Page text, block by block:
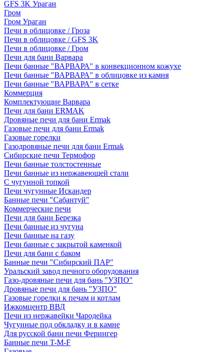
GFS 3K Ураган
Гром
Гром Ураган
Печи в облицовке / Гроза
Печи в облицовке / GFS 3K
Печи в облицовке / Гром
Печи для бани Варвара
Печи банные "ВАРВАРА" в конвекционном кожухе
Печи банные "ВАРВАРА" в облицовке из камня
Печи банные "ВАРВАРА" в сетке
Коммерция
Комплектующие Варвара
Печи для бани ERMAK
Дровяные печи для бани Ermak
Газовые печи для бани Ermak
Газовые горелки
Газодровяные печи для бани Ermak
Сибирские печи Термофор
Печи банные толстостенные
Печи банные из нержавеющей стали
С чугунной топкой
Печи чугунные Искандер
Банные печи "Сабантуй"
Коммерческие печи
Печи для бани Березка
Печи банные из чугуна
Печи банные на газу
Печи банные с закрытой каменкой
Печи для бани с баком
Банные печи "Сибирский ПАР"
Уральский завод печного оборудования
Газо-дровяные печи для бань "УЗПО"
Дровяные печи для бань "УЗПО"
Газовые горелки к печам и котлам
Ижкомцентр ВВД
Печи из нержавейки Чародейка
Чугунные под обкладку и в камне
Для русской бани печи Ферингер
Банные печи T-M-F